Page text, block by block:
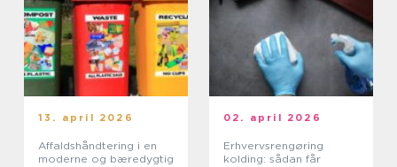
13. april 2026
Affaldshåndtering i en
moderne og bæredygtig
02. april 2026
Erhvervsrengøring
kolding: sådan får